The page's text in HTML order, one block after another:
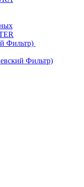
Фильтр)
Фильтр)